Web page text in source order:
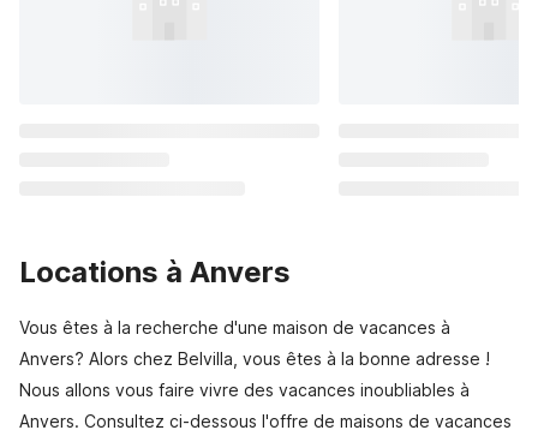
Locations à Anvers
Vous êtes à la recherche d'une maison de vacances à
Anvers? Alors chez Belvilla, vous êtes à la bonne adresse !
Nous allons vous faire vivre des vacances inoubliables à
Anvers. Consultez ci-dessous l'offre de maisons de vacances